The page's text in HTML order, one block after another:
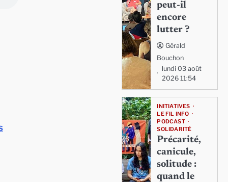
peut-il
encore
lutter ?
Gérald
Bouchon
lundi 03 août
2026 11:54
INITIATIVES
LE FIL INFO
PODCAST
SOLIDARITÉ
Précarité,
canicule,
solitude :
quand le